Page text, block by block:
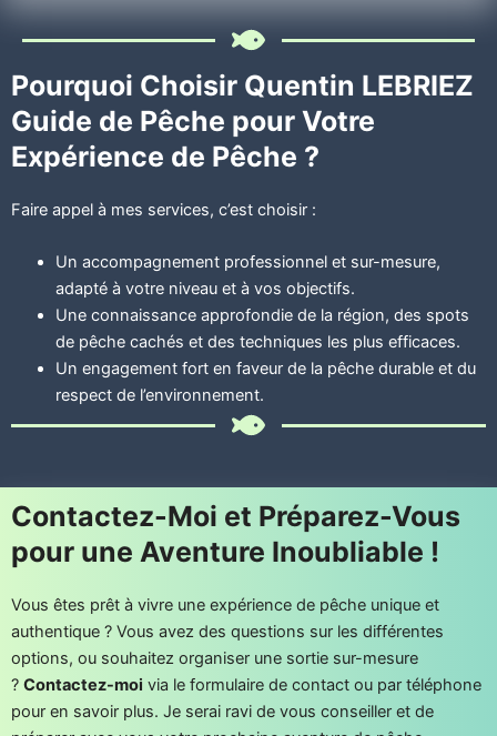
Pourquoi Choisir Quentin LEBRIEZ
Guide de Pêche pour Votre
Expérience de Pêche ?
Faire appel à mes services, c’est choisir :
Un accompagnement professionnel et sur-mesure,
adapté à votre niveau et à vos objectifs.
Une connaissance approfondie de la région, des spots
de pêche cachés et des techniques les plus efficaces.
Un engagement fort en faveur de la pêche durable et du
respect de l’environnement.
Contactez-Moi et Préparez-Vous
pour une Aventure Inoubliable !
Vous êtes prêt à vivre une expérience de pêche unique et
authentique ? Vous avez des questions sur les différentes
options, ou souhaitez organiser une sortie sur-mesure
? Contactez-moi via le formulaire de contact ou par téléphone
pour en savoir plus. Je serai ravi de vous conseiller et de